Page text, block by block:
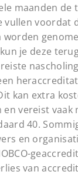
maanden de
vullen voordat
je deze
kan extra
en vereist vaak
40.
en
van